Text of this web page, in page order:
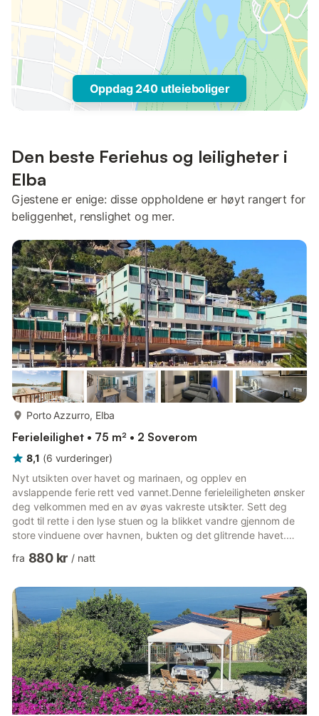
Oppdag 240 utleieboliger
Den beste Feriehus og leiligheter i
Elba
Gjestene er enige: disse oppholdene er høyt rangert for
beliggenhet, renslighet og mer.
Porto Azzurro, Elba
Ferieleilighet • 75 m² • 2 Soverom
8,1 (6 vurderinger)
Nyt utsikten over havet og marinaen, og opplev en
avslappende ferie rett ved vannet.Denne ferieleiligheten ønsker
deg velkommen med en av øyas vakreste utsikter. Sett deg
godt til rette i den lyse stuen og la blikket vandre gjennom de
store vinduene over havnen, bukten og det glitrende havet.
med en utmerket beliggenhet. Slå deg ned ved spisebordet,
båtene seiler inn og ut av havnen. Det praktiske kjøkkenet har
alt du trenger for å tilberede måltidene dine.Gå ut på ba...
fra 880 kr / natt